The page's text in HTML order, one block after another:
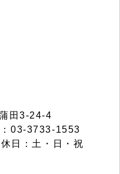
田3-24-4
03-3733-1553
日：土・日・祝